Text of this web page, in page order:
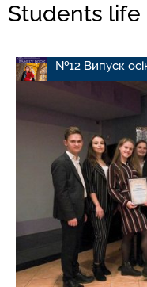
Students life
№12 Випуск